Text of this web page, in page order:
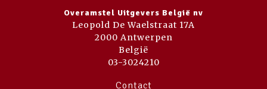
Overamstel Uitgevers België nv
Leopold De Waelstraat 17A
2000 Antwerpen
België
03-3024210
Contact